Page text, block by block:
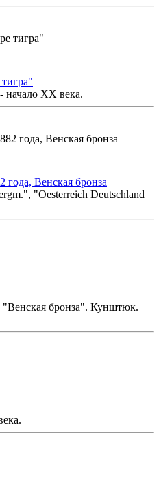
начало ХХ века.
Венская бронза
"Oesterreich Deutschland
"Венская бронза". Кунштюк.